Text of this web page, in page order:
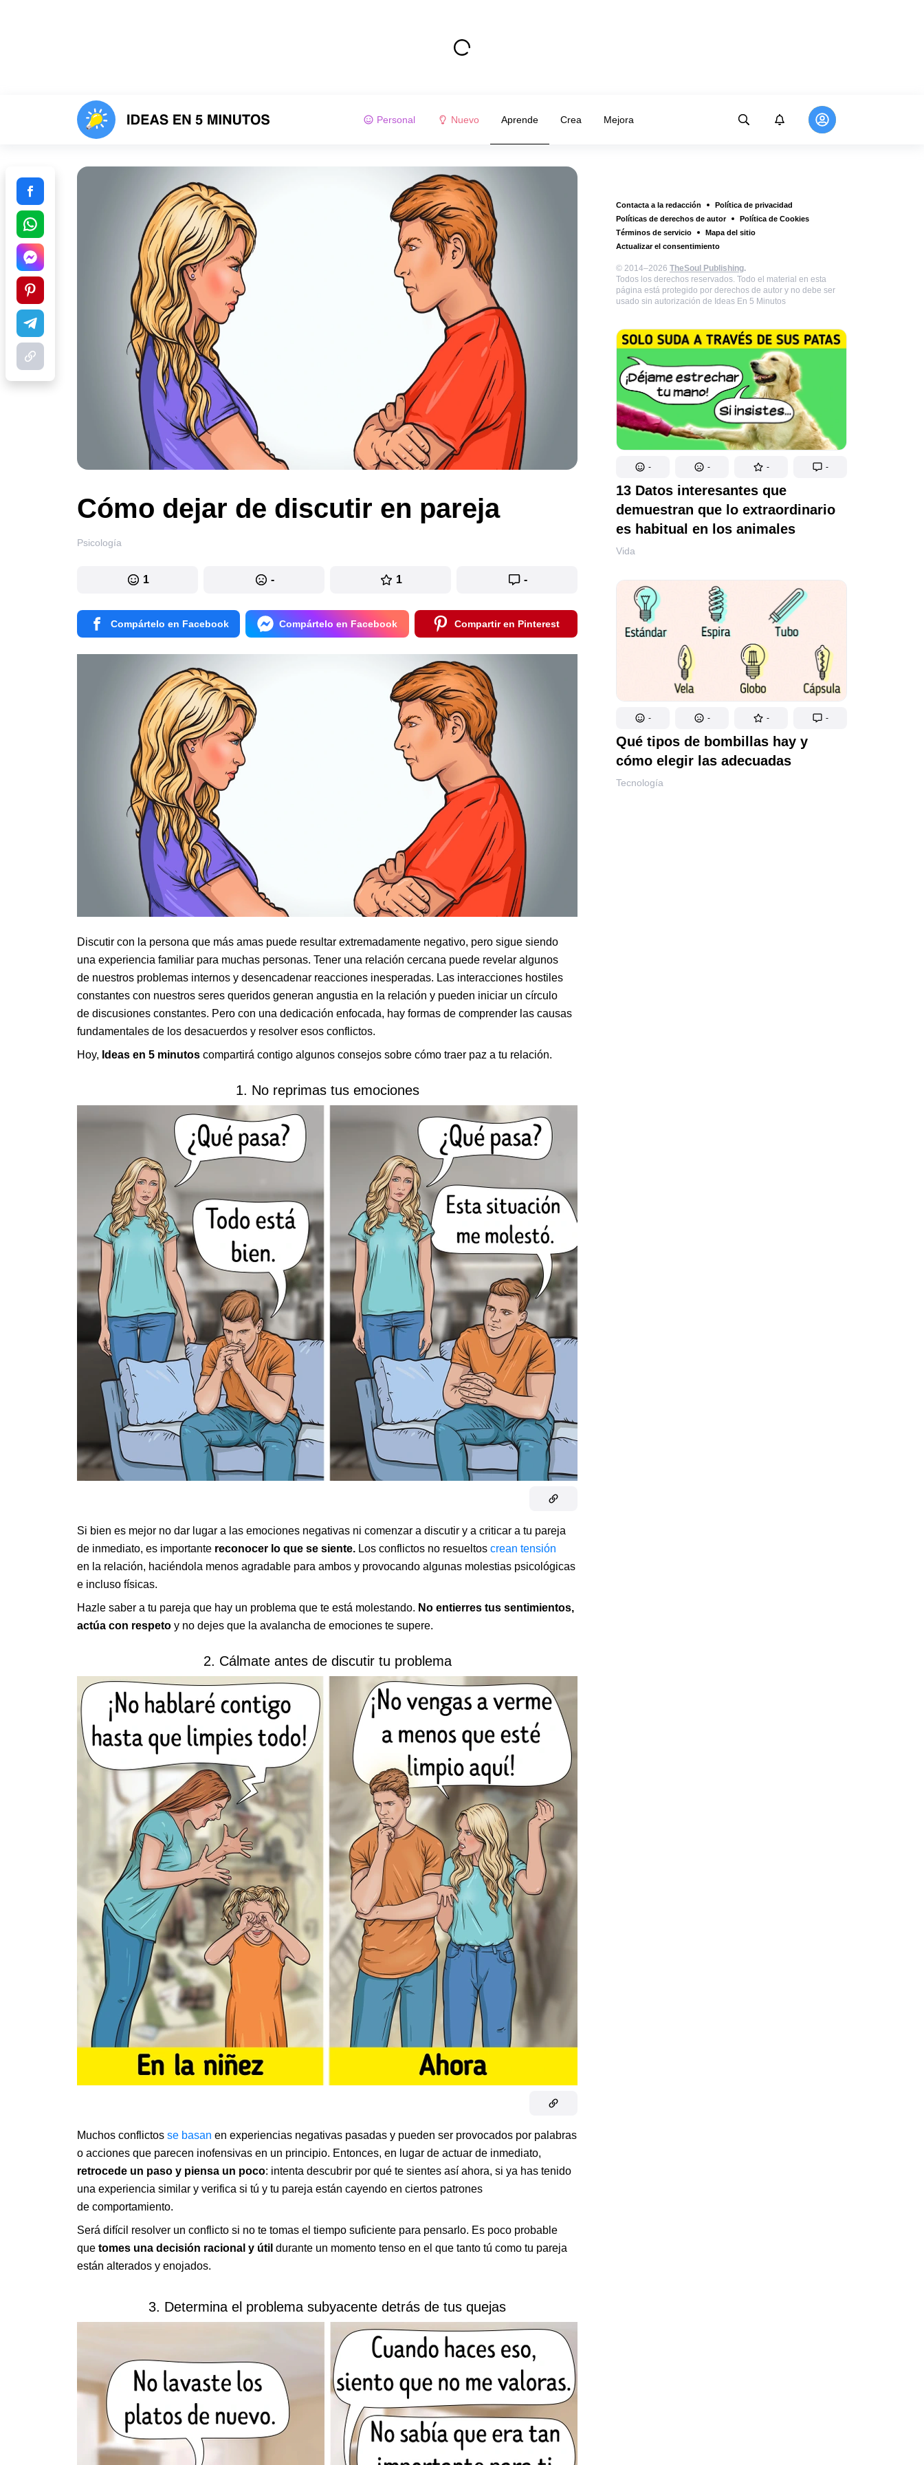
Personal Nuevo Aprende Crea Mejora
Contacta a la redacción
Política de privacidad
Políticas de derechos de autor
Política de Cookies
Términos de servicio
Mapa del sitio
Actualizar el consentimiento
© 2014–2026 TheSoul Publishing.
Todos los derechos reservados. Todo el material en esta
página está protegido por derechos de autor y no debe ser
usado sin autorización de Ideas En 5 Minutos
- - - -
13 Datos interesantes que
demuestran que lo extraordinario
es habitual en los animales
Vida
- - - -
Qué tipos de bombillas hay y
cómo elegir las adecuadas
Tecnología
Cómo dejar de discutir en pareja
Psicología
1 - 1 -
Compártelo en Facebook Compártelo en Facebook Compartir en Pinterest
Discutir con la persona que más amas puede resultar extremadamente negativo, pero sigue siendo
una experiencia familiar para muchas personas. Tener una relación cercana puede revelar algunos
de nuestros problemas internos y desencadenar reacciones inesperadas. Las interacciones hostiles
constantes con nuestros seres queridos generan angustia en la relación y pueden iniciar un círculo
de discusiones constantes. Pero con una dedicación enfocada, hay formas de comprender las causas
fundamentales de los desacuerdos y resolver esos conflictos.
Hoy, Ideas en 5 minutos compartirá contigo algunos consejos sobre cómo traer paz a tu relación.
1. No reprimas tus emociones
Si bien es mejor no dar lugar a las emociones negativas ni comenzar a discutir y a criticar a tu pareja
de inmediato, es importante reconocer lo que se siente. Los conflictos no resueltos crean tensión
en la relación, haciéndola menos agradable para ambos y provocando algunas molestias psicológicas
e incluso físicas.
Hazle saber a tu pareja que hay un problema que te está molestando. No entierres tus sentimientos,
actúa con respeto y no dejes que la avalancha de emociones te supere.
2. Cálmate antes de discutir tu problema
Muchos conflictos se basan en experiencias negativas pasadas y pueden ser provocados por palabras
o acciones que parecen inofensivas en un principio. Entonces, en lugar de actuar de inmediato,
retrocede un paso y piensa un poco: intenta descubrir por qué te sientes así ahora, si ya has tenido
una experiencia similar y verifica si tú y tu pareja están cayendo en ciertos patrones
de comportamiento.
Será difícil resolver un conflicto si no te tomas el tiempo suficiente para pensarlo. Es poco probable
que tomes una decisión racional y útil durante un momento tenso en el que tanto tú como tu pareja
están alterados y enojados.
3. Determina el problema subyacente detrás de tus quejas